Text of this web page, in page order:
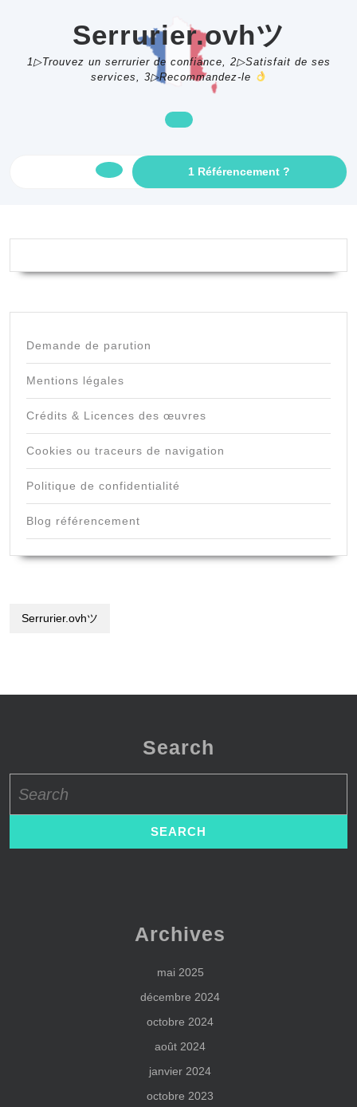
Serrurier.ovhツ
1▷Trouvez un serrurier de confiance, 2▷Satisfait de ses
services, 3▷Recommandez-le
Open
1 Référencement ?
AN
Demande de parution
Mentions légales
Crédits & Licences des œuvres
Cookies ou traceurs de navigation
Politique de confidentialité
Blog référencement
Serrurier.ovhツ
Search
for:
Archives
mai 2025
décembre 2024
octobre 2024
août 2024
janvier 2024
octobre 2023